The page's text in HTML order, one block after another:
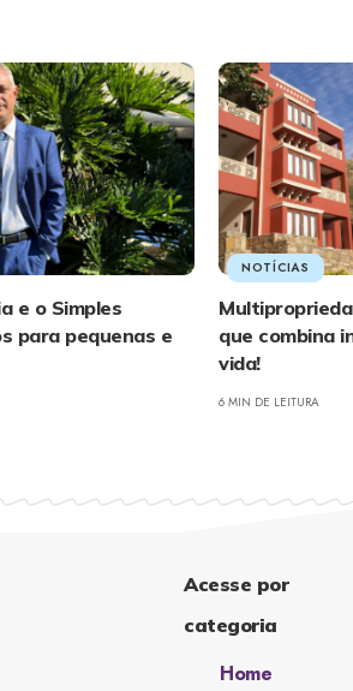
e o Simples
para pequenas e
NOTÍCIAS
que combina
vida!
6 MIN DE LEITURA
Acesse por
categoria
Home